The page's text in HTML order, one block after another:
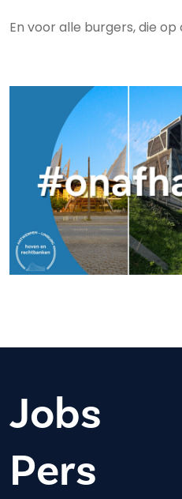
En voor alle burgers, die op
Jobs
Pers